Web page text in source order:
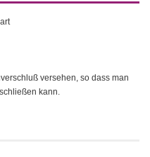
versehen, so dass man
kann.